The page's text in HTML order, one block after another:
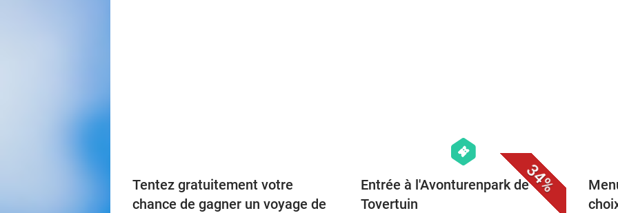
Tentez gratuitement votre
chance de gagner un voyage de
34%
hexagon
events
Entrée à l'Avonturenpark de
Tovertuin